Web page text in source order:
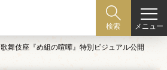
検索 メニュー
歌舞伎座『め組の喧嘩』特別ビジュアル公開